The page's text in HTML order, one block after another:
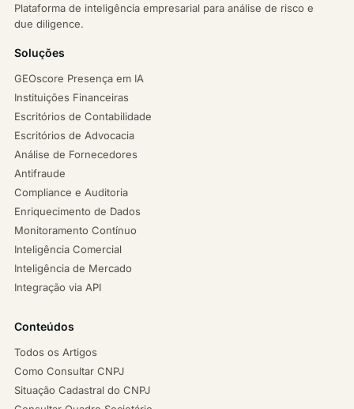
Plataforma de inteligência empresarial para análise de risco e
due diligence.
Soluções
GEOscore Presença em IA
Instituições Financeiras
Escritórios de Contabilidade
Escritórios de Advocacia
Análise de Fornecedores
Antifraude
Compliance e Auditoria
Enriquecimento de Dados
Monitoramento Contínuo
Inteligência Comercial
Inteligência de Mercado
Integração via API
Conteúdos
Todos os Artigos
Como Consultar CNPJ
Situação Cadastral do CNPJ